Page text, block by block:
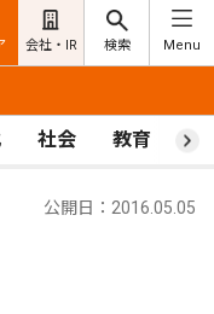
会社・IR 検索 Menu
社会 教育 ス
公開日：2016.05.05